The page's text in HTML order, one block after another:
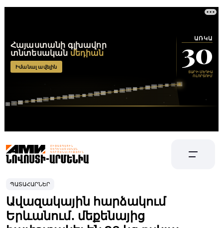
ՊԱՏԱՀԱՐՆԵՐ
Ավազակային հարձակում
Երևանում․ մեքենայից